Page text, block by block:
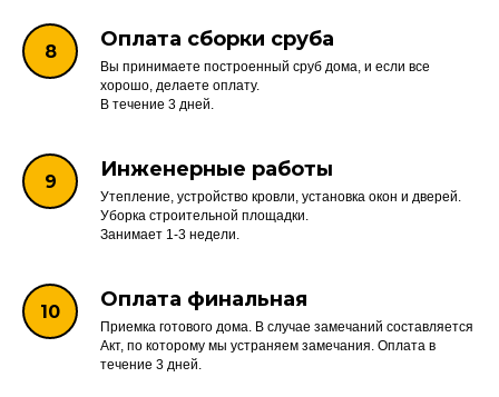
Оплата сборки сруба
Вы принимаете построенный сруб дома, и если все
хорошо, делаете оплату.
В течение 3 дней.
Инженерные работы
Утепление, устройство кровли, установка окон и дверей.
Уборка строительной площадки.
Занимает 1-3 недели.
Оплата финальная
Приемка готового дома. В случае замечаний составляется
Акт, по которому мы устраняем замечания. Оплата в
течение 3 дней.